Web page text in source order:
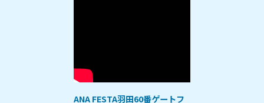
ANA FESTA羽田60番ゲートフ